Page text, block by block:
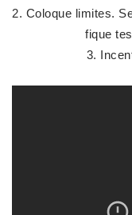
Coloque limites.
fique